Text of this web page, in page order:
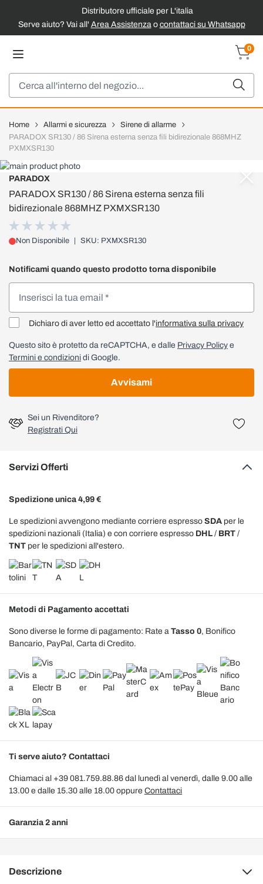
Distributore ufficiale per L'italia
Serve aiuto? Vai all' Area Assistenzao contattaci su Whatsapp
0
Home Allarmi e sicurezza
Sirene di allarme
PARADOX SR130 / 86 Sirena esterna senza fili bidirezionale 868MHZ
PXMXSR130
PARADOX
PARADOX SR130 / 86 Sirena esterna senza fili
bidirezionale 868MHZ PXMXSR130
Non Disponibile SKU: PXMXSR130
Notificami quando questo prodotto torna disponibile
Dichiaro di aver letto ed accettato l'informativa sulla privacy
Questo sito è protetto da reCAPTCHA, e dalle Privacy Policy e
Termini e condizioni di Google.
Avvisami
Sei un Rivenditore?
Registrati Qui
Servizi Offerti
Spedizione unica 4,99 €
Le spedizioni avvengono mediante corriere espresso SDA per le
spedizioni nazionali (Italia) e con corriere espresso DHL / BRT /
TNT per le spedizioni all'estero.
Metodi di Pagamento accettati
Sono diverse le forme di pagamento: Rate a Tasso 0, Bonifico
Bancario, PayPal, Carta di Credito.
Ti serve aiuto? Contattaci
Chiamaci al +39 081.759.88.86 dal lunedì al venerdì, dalle 9.00 alle
13.00 e dalle 15.30 alle 18.00 oppure Contattaci
Garanzia 2 anni
Descrizione